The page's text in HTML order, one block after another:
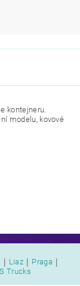
kontejneru.
modelu, kovové
| Liaz | Praga |
Trucks